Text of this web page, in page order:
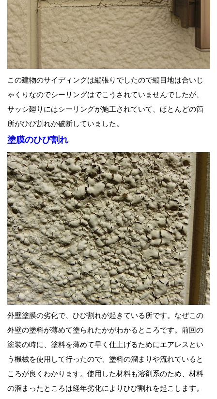
この建物のサイディングは縦張りでしたので縦目地は合いじ
ゃくりなのでシーリングはでこうされていませんでしたが、
サッシ廻りにはシーリングが施工されていて、ほとんどの箇
所がひび割れか破断していました。
塗膜のひび割れ
外壁塗膜の劣化で、ひび割れが起きている所です。なぜこの
外壁の塗料が薄めて塗られたかがわかるところです。前回の
塗装の時に、塗料を薄めて早く仕上げるためにエアレスとい
う機械を使用して行ったので、塗料の溜まりや流れていると
ころが良くわかります。使用した材料も溶剤系のため、材料
の溜まったところは経年劣化によりひび割れを起こします。